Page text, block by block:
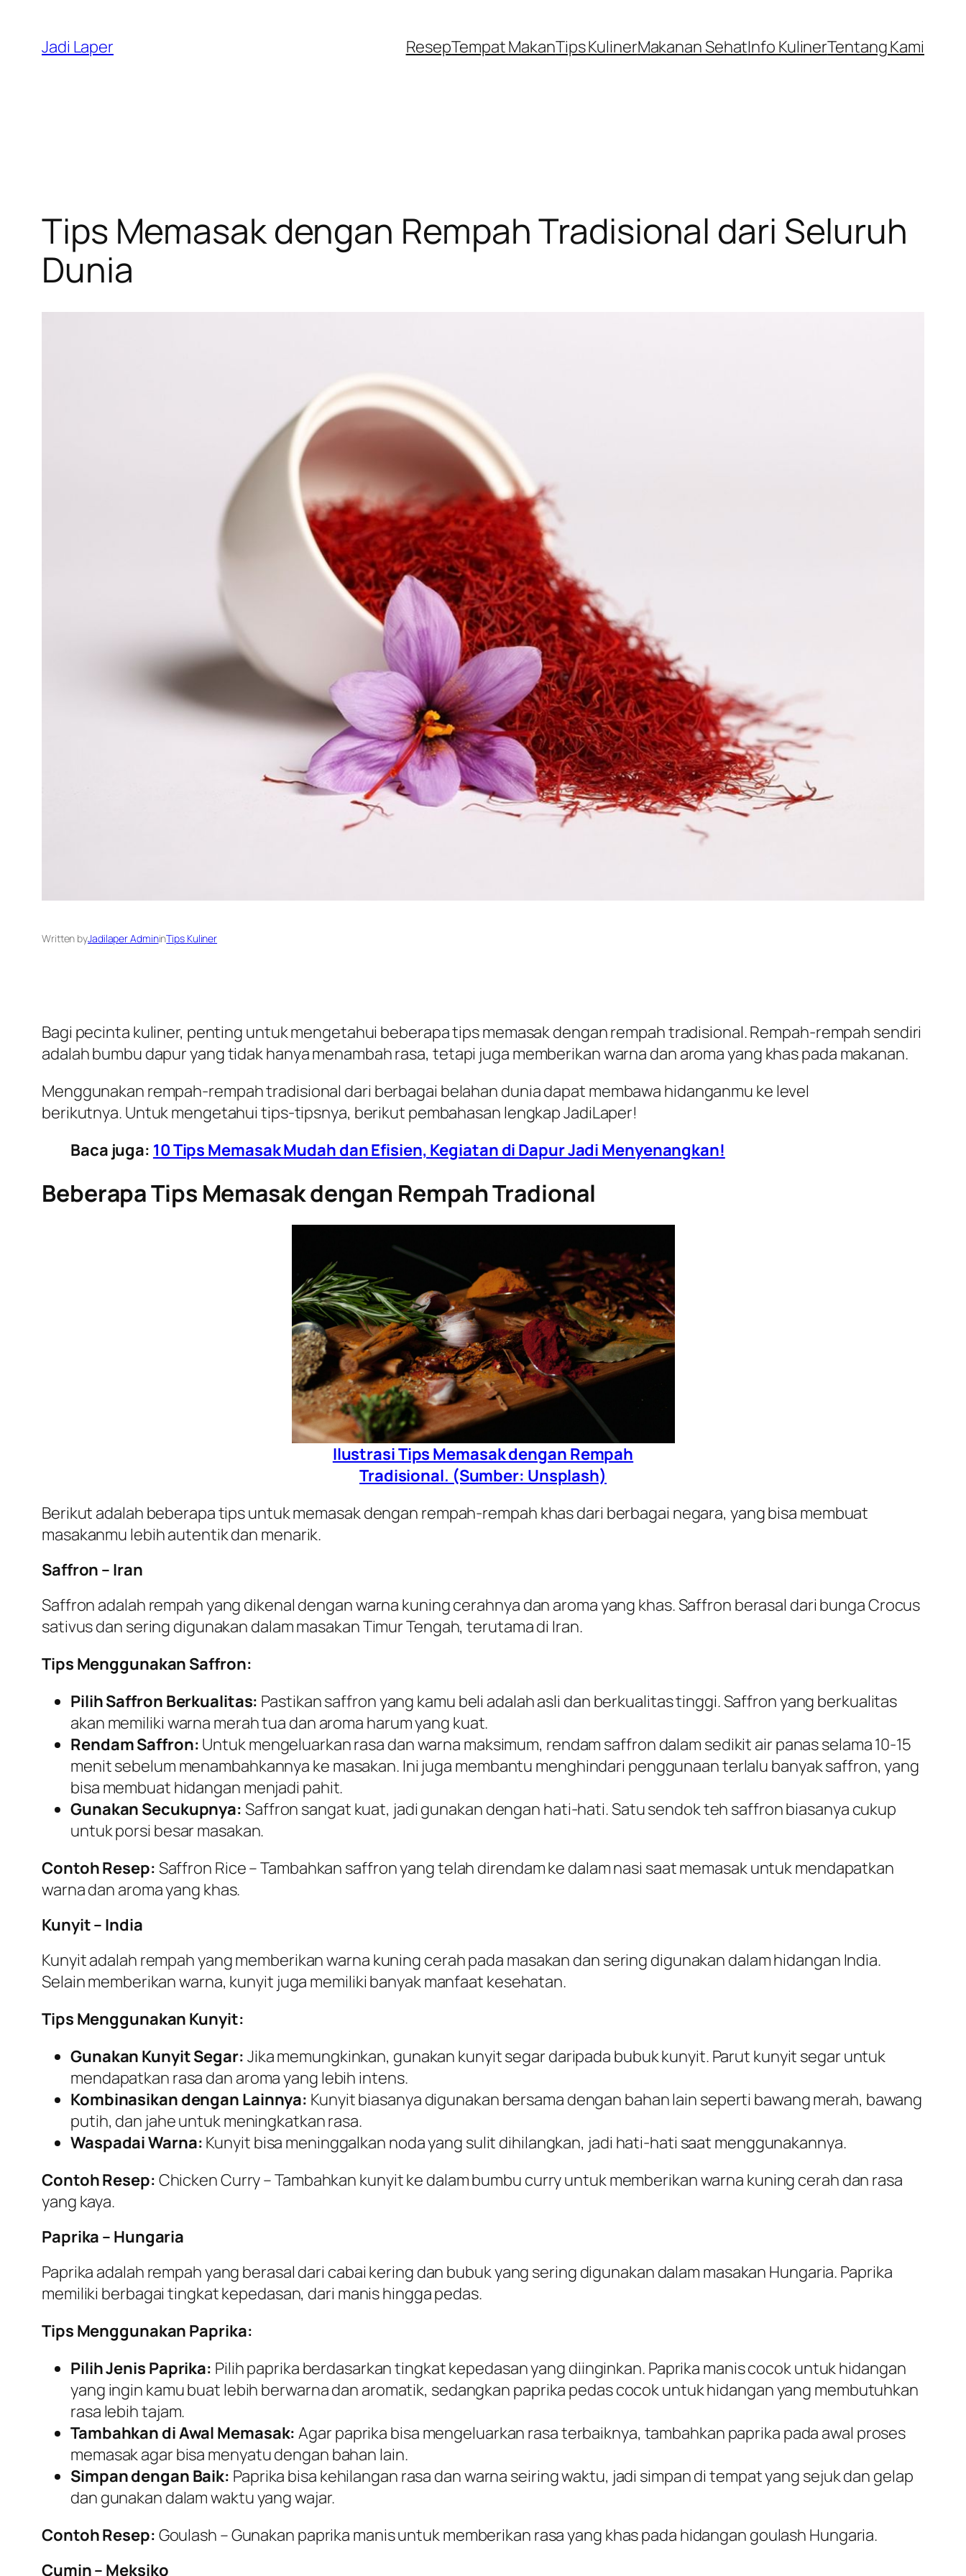
content
Jadi Laper ResepTempat MakanTips KulinerMakanan SehatInfo KulinerTentang Kami
Tips Memasak dengan Rempah Tradisional dari Seluruh
Dunia
Written byJadilaper AdmininTips Kuliner
Bagi pecinta kuliner, penting untuk mengetahui beberapa tips memasak dengan rempah tradisional. Rempah-rempah sendiri
adalah bumbu dapur yang tidak hanya menambah rasa, tetapi juga memberikan warna dan aroma yang khas pada makanan.
Menggunakan rempah-rempah tradisional dari berbagai belahan dunia dapat membawa hidanganmu ke level
berikutnya. Untuk mengetahui tips-tipsnya, berikut pembahasan lengkap JadiLaper!
Baca juga: 10 Tips Memasak Mudah dan Efisien, Kegiatan di Dapur Jadi Menyenangkan!
Beberapa Tips Memasak dengan Rempah Tradional
Ilustrasi Tips Memasak dengan Rempah
Tradisional. (Sumber: Unsplash)
Berikut adalah beberapa tips untuk memasak dengan rempah-rempah khas dari berbagai negara, yang bisa membuat
masakanmu lebih autentik dan menarik.
Saffron – Iran
Saffron adalah rempah yang dikenal dengan warna kuning cerahnya dan aroma yang khas. Saffron berasal dari bunga Crocus
sativus dan sering digunakan dalam masakan Timur Tengah, terutama di Iran.
Tips Menggunakan Saffron:
Pilih Saffron Berkualitas: Pastikan saffron yang kamu beli adalah asli dan berkualitas tinggi. Saffron yang berkualitas
akan memiliki warna merah tua dan aroma harum yang kuat.
Rendam Saffron: Untuk mengeluarkan rasa dan warna maksimum, rendam saffron dalam sedikit air panas selama 10-15
menit sebelum menambahkannya ke masakan. Ini juga membantu menghindari penggunaan terlalu banyak saffron, yang
bisa membuat hidangan menjadi pahit.
Gunakan Secukupnya: Saffron sangat kuat, jadi gunakan dengan hati-hati. Satu sendok teh saffron biasanya cukup
untuk porsi besar masakan.
Contoh Resep: Saffron Rice– Tambahkan saffron yang telah direndam ke dalam nasi saat memasak untuk mendapatkan
warna dan aroma yang khas.
Kunyit – India
Kunyit adalah rempah yang memberikan warna kuning cerah pada masakan dan sering digunakan dalam hidangan India.
Selain memberikan warna, kunyit juga memiliki banyak manfaat kesehatan.
Tips Menggunakan Kunyit:
Gunakan Kunyit Segar: Jika memungkinkan, gunakan kunyit segar daripada bubuk kunyit. Parut kunyit segar untuk
mendapatkan rasa dan aroma yang lebih intens.
Kombinasikan dengan Lainnya: Kunyit biasanya digunakan bersama dengan bahan lain seperti bawang merah, bawang
putih, dan jahe untuk meningkatkan rasa.
Waspadai Warna: Kunyit bisa meninggalkan noda yang sulit dihilangkan, jadi hati-hati saat menggunakannya.
Contoh Resep: Chicken Curry– Tambahkan kunyit ke dalam bumbu curry untuk memberikan warna kuning cerah dan rasa
yang kaya.
Paprika – Hungaria
Paprika adalah rempah yang berasal dari cabai kering dan bubuk yang sering digunakan dalam masakan Hungaria. Paprika
memiliki berbagai tingkat kepedasan, dari manis hingga pedas.
Tips Menggunakan Paprika:
Pilih Jenis Paprika: Pilih paprika berdasarkan tingkat kepedasan yang diinginkan. Paprika manis cocok untuk hidangan
yang ingin kamu buat lebih berwarna dan aromatik, sedangkan paprika pedas cocok untuk hidangan yang membutuhkan
rasa lebih tajam.
Tambahkan di Awal Memasak: Agar paprika bisa mengeluarkan rasa terbaiknya, tambahkan paprika pada awal proses
memasak agar bisa menyatu dengan bahan lain.
Simpan dengan Baik: Paprika bisa kehilangan rasa dan warna seiring waktu, jadi simpan di tempat yang sejuk dan gelap
dan gunakan dalam waktu yang wajar.
Contoh Resep: Goulash – Gunakan paprika manis untuk memberikan rasa yang khas pada hidangan goulash Hungaria.
Cumin – Meksiko